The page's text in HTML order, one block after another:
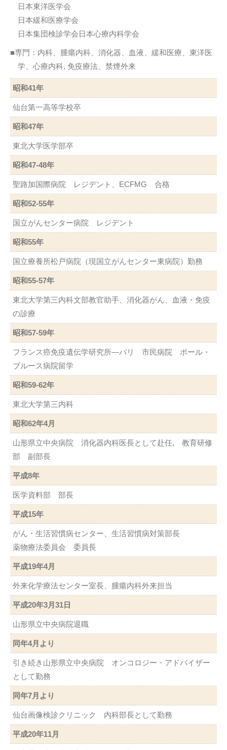
日本東洋医学会
日本緩和医療学会
日本集団検診学会日本心療内科学会
■専門：内科、腫瘍内科、消化器、血液、緩和医療、東洋医
学、心療内科, 免疫療法、禁煙外来
昭和41年
仙台第一高等学校卒
昭和47年
東北大学医学部卒
昭和47-48年
聖路加国際病院 レジデント、ECFMG 合格
昭和52-55年
国立がんセンター病院 レジデント
昭和55年
国立療養所松戸病院（現国立がんセンター東病院）勤務
昭和55-57年
東北大学第三内科文部教官助手、消化器がん、血液・免疫
の診療
昭和57-59年
フランス癌免疫遺伝学研究所—パリ 市民病院 ポール・
ブルース病院留学
昭和59-62年
東北大学第三内科
昭和62年4月
山形県立中央病院 消化器内科医長として赴任, 教育研修
部 副部長
平成8年
医学資料部 部長
平成15年
がん・生活習慣病センター、生活習慣病対策部長
薬物療法委員会 委員長
平成19年4月
外来化学療法センター室長、腫瘍内科外来担当
平成20年3月31日
山形県立中央病院退職
同年4月より
引き続き山形県立中央病院 オンコロジー・アドバイザー
として勤務
同年7月より
仙台画像検診クリニック 内科部長として勤務
平成20年11月